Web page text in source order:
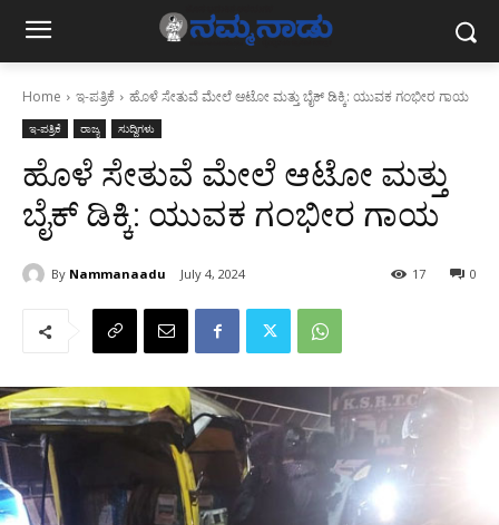
Home ಇ-ಪತ್ರಿಕೆ ಹೊಳೆ ಸೇತುವೆ ಮೇಲೆ ಆಟೋ ಮತ್ತು ಬೈಕ್‌ ಡಿಕ್ಕಿ: ಯುವಕ ಗಂಭೀರ ಗಾಯ
ಇ-ಪತ್ರಿಕೆ ರಾಜ್ಯ ಸುದ್ದಿಗಳು
ಹೊಳೆ ಸೇತುವೆ ಮೇಲೆ ಆಟೋ ಮತ್ತು
ಬೈಕ್‌ ಡಿಕ್ಕಿ: ಯುವಕ ಗಂಭೀರ ಗಾಯ
By Nammanaadu July 4, 2024 0
17